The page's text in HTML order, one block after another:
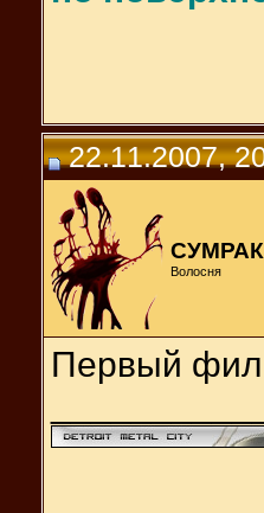
22.11.2007,
СУМРАК
Волосня
Первый